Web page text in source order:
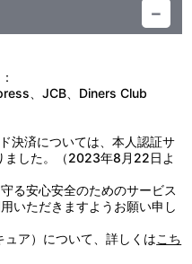
、JCB、Diners Club
決済については、本人認証サ
ました。（2023年8月22日よ
る安心安全のためのサービス
いただきますようお願い申し
ア）について、詳しくはこち